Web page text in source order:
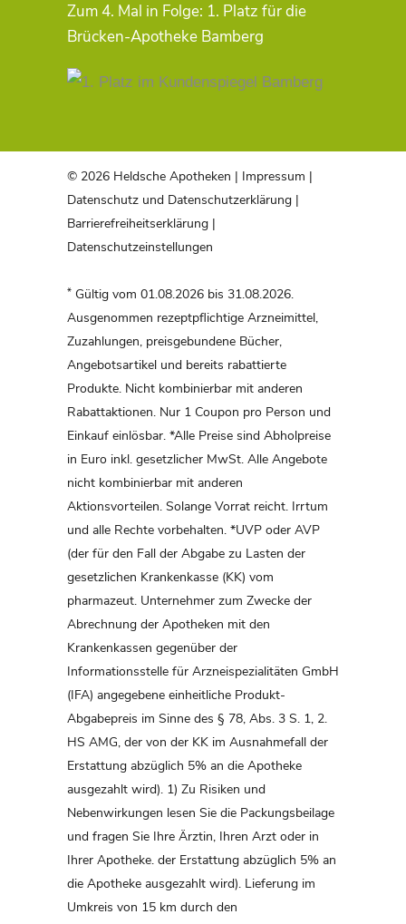
Zum 4. Mal in Folge: 1. Platz für die
Brücken-Apotheke Bamberg
© 2026 Heldsche Apotheken | Impressum |
Datenschutz und Datenschutzerklärung |
Barrierefreiheitserklärung |
Datenschutzeinstellungen
* Gültig vom 01.08.2026 bis 31.08.2026.
Ausgenommen rezeptpflichtige Arzneimittel,
Zuzahlungen, preisgebundene Bücher,
Angebotsartikel und bereits rabattierte
Produkte. Nicht kombinierbar mit anderen
Rabattaktionen. Nur 1 Coupon pro Person und
Einkauf einlösbar. *Alle Preise sind Abholpreise
in Euro inkl. gesetzlicher MwSt. Alle Angebote
nicht kombinierbar mit anderen
Aktionsvorteilen. Solange Vorrat reicht. Irrtum
und alle Rechte vorbehalten. *UVP oder AVP
(der für den Fall der Abgabe zu Lasten der
gesetzlichen Krankenkasse (KK) vom
pharmazeut. Unternehmer zum Zwecke der
Abrechnung der Apotheken mit den
Krankenkassen gegenüber der
Informationsstelle für Arzneispezialitäten GmbH
(IFA) angegebene einheitliche Produkt-
Abgabepreis im Sinne des § 78, Abs. 3 S. 1, 2.
HS AMG, der von der KK im Ausnahmefall der
Erstattung abzüglich 5% an die Apotheke
ausgezahlt wird). 1) Zu Risiken und
Nebenwirkungen lesen Sie die Packungsbeilage
und fragen Sie Ihre Ärztin, Ihren Arzt oder in
Ihrer Apotheke. der Erstattung abzüglich 5% an
die Apotheke ausgezahlt wird). Lieferung im
Umkreis von 15 km durch den